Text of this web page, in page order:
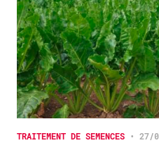
TRAITEMENT DE SEMENCES • 27/